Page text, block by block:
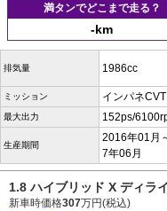
満タンでどこまで走る？
-km
排気量 1986cc
ミッション インパネCVT
最大出力 152ps/
生産期間
2016年01月
7年06月
1.8 ハイブリッド X ディラ
新車時価格307万円(税込)